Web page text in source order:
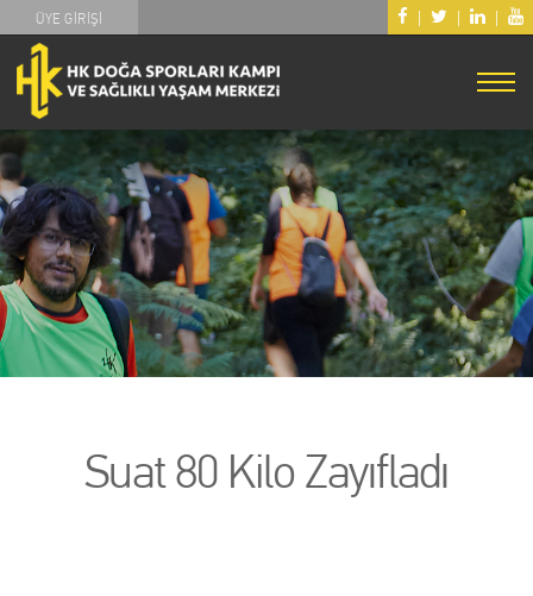
| | |
ÜYE GİRİŞİ
Suat 80 Kilo Zayıfladı